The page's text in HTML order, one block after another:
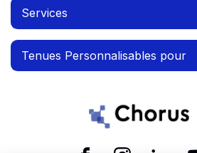
Services
Tenues Personnalisables pour